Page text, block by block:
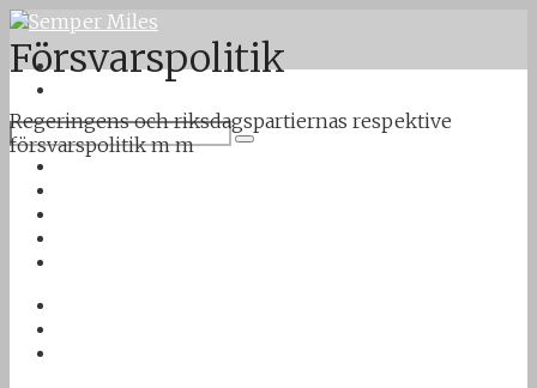
Försvarspolitik
Regeringens och riksdagspartiernas respektive
försvarspolitik m m